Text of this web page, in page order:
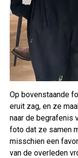
Op bovenstaande
eruit zag, en ze
naar de begrafenis
foto dat ze samen
misschien een
van de overleden